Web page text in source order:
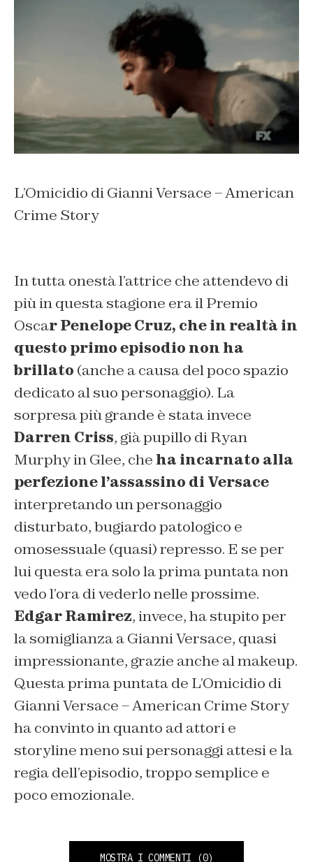
L’Omicidio di Gianni Versace – American
Crime Story
In tutta onestà l’attrice che attendevo di
più in questa stagione era il Premio
Oscar Penelope Cruz, che in realtà in
questo primo episodio non ha
brillato (anche a causa del poco spazio
dedicato al suo personaggio). La
sorpresa più grande è stata invece
Darren Criss, già pupillo di Ryan
Murphy in Glee, che ha incarnato alla
perfezione l’assassino di Versace
interpretando un personaggio
disturbato, bugiardo patologico e
omosessuale (quasi) represso. E se per
lui questa era solo la prima puntata non
vedo l’ora di vederlo nelle prossime.
Edgar Ramirez, invece, ha stupito per
la somiglianza a Gianni Versace, quasi
impressionante, grazie anche al makeup.
Questa prima puntata de L’Omicidio di
Gianni Versace – American Crime Story
ha convinto in quanto ad attori e
storyline meno sui personaggi attesi e la
regia dell’episodio, troppo semplice e
poco emozionale.
MOSTRA I COMMENTI (0)